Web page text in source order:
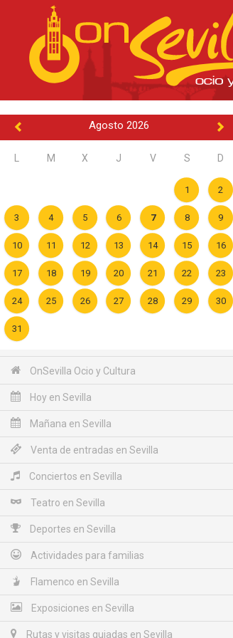
Agosto 2026
M X J V S D
1 2
3 4 5 6 7 8 9
10 11 12 13 14 15 16
17 18 19 20 21 22 23
24 25 26 27 28 29 30
31
OnSevilla Ocio y Cultura
Hoy en Sevilla
Mañana en Sevilla
Venta de entradas en Sevilla
Conciertos en Sevilla
Teatro en Sevilla
Deportes en Sevilla
Actividades para familias
Flamenco en Sevilla
Exposiciones en Sevilla
Rutas y visitas guiadas en Sevilla